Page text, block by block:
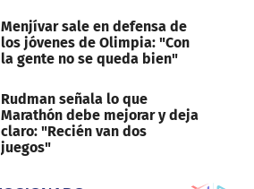
Menjívar sale en defensa de
los jóvenes de Olimpia: "Con
la gente no se queda bien"
Rudman señala lo que
Marathón debe mejorar y deja
claro: "Recién van dos
juegos"